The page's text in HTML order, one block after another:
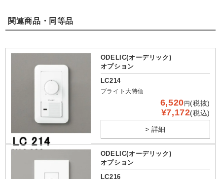
関連商品・同等品
ODELIC(オーデリック)
オプション
LC214
ブライト大特価
6,520 円 (税抜)
¥7,172(税込)
> 詳細
ODELIC(オーデリック)
オプション
LC216